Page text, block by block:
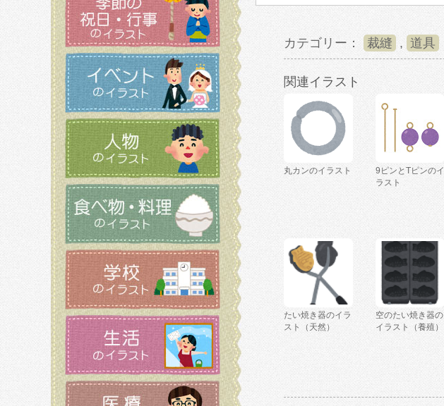
カテゴリー： 裁縫 , 道具
関連イラスト
丸カンのイラスト
9ピンとTピンのイ
ラスト
たい焼き器のイラ
スト（天然）
空のたい焼き器の
イラスト（養殖）